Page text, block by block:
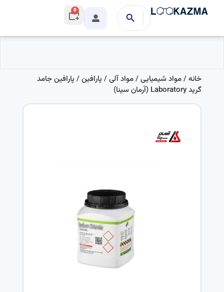
0
خانه/مواد شیمیایی/مواد آلی/ پارافین/ پارافین جامد
گرید Laboratory (آرمان سینا)